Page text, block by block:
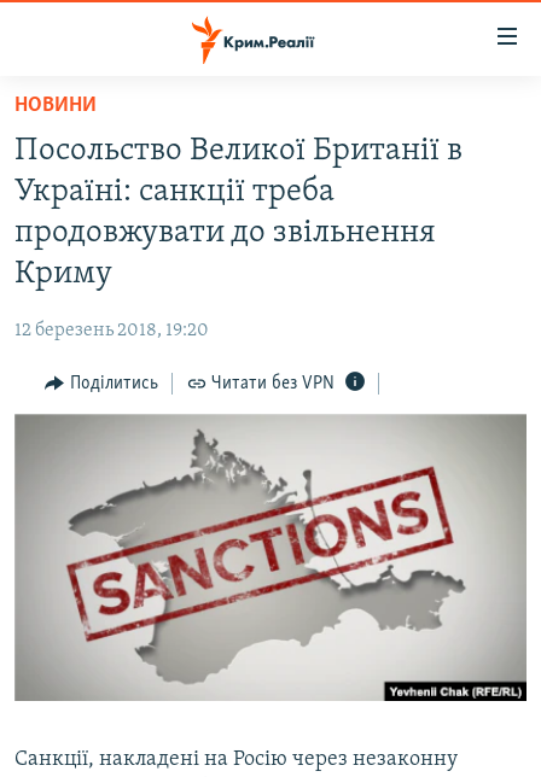
Перейти
основного
матеріалу
Перейти
до
основної
Перейти
пошуку
ВІДЕО ТА ФОТО
ПОЛІТИКА
ПОГЛЯД
ІНТЕРВ'Ю
СПЕЦПРОЕКТИ
ДЕПОРТАЦІЯ
ВІДЕОУРОКИ «ELIFBE»
СВІДЧЕННЯ ОКУПАЦІЇ
УКРАЇНСЬКА ПРОБЛЕМА КРИМУ
ЯК ОБІЙТИ БЛОКУВАННЯ
Русский
Qırımtatar
НОВИНИ
Посольство Великої Британії в
Україні: санкції треба
продовжувати до звільнення
Криму
12 березень 2018, 19:20
Поділитись Читати без VPN
Санкції, накладені на Росію через незаконну